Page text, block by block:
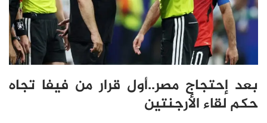
بعد إحتجاج مصر..أول قرار من فيفا تجاه
حكم لقاء الأرجنتين